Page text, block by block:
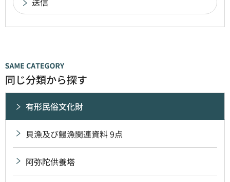
同じ分類から探す
有形民俗文化財
貝漁及び鰻漁関連資料 9点
阿弥陀供養塔